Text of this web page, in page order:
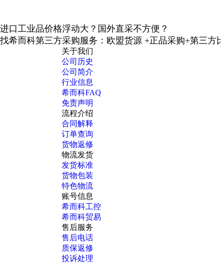
进口工业品价格浮动大？国外直采不方便？
找希而科第三方采购服务：欧盟货源 +正品采购+第三方
关于我们
公司历史
公司简介
行业信息
希而科FAQ
免责声明
流程介绍
合同解释
订单查询
货物返修
物流发货
发货标准
货物包装
特色物流
账号信息
希而科工控
希而科贸易
售后服务
售后电话
质保返修
投诉处理